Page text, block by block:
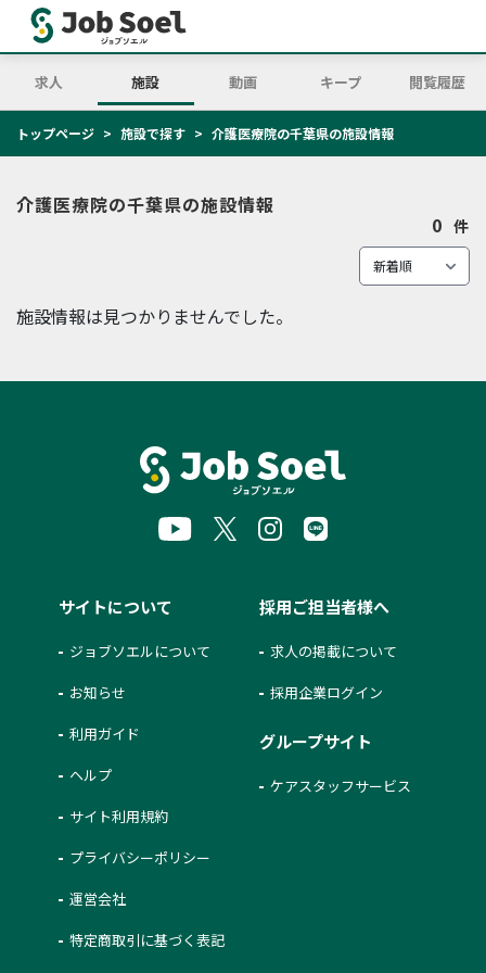
求人 施設 動画 キープ 閲覧履歴
トップページ 施設で探す 介護医療院の千葉県の施設情報
介護医療院の千葉県の施設情報
0 件
施設情報は見つかりませんでした。
サイトについて
ジョブソエルについて
お知らせ
利用ガイド
ヘルプ
サイト利用規約
プライバシーポリシー
運営会社
特定商取引に基づく表記
採用ご担当者様へ
求人の掲載について
採用企業ログイン
グループサイト
ケアスタッフサービス